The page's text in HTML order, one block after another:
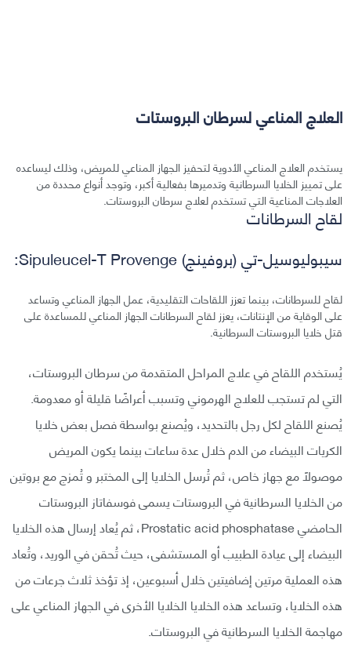
العلاج المناعي لسرطان البروستات
يستخدم العلاج المناعي الأدوية لتحفيز الجهاز المناعي للمريض، وذلك ليساعده
على تمييز الخلايا السرطانية وتدميرها بفعالية أكبر، وتوجد أنواع محددة من
العلاجات المناعية التي تستخدم لعلاج سرطان البروستات.
لقاح السرطانات
سيبوليوسيل-تي (بروفينج) Sipuleucel-T Provenge:
لقاح للسرطانات، بينما تعزز اللقاحات التقليدية، عمل الجهاز المناعي وتساعد
على الوقاية من الإنتانات، يعزز لقاح السرطانات الجهاز المناعي للمساعدة على
قتل خلايا البروستات السرطانية.
يُستخدم اللقاح في علاج المراحل المتقدمة من سرطان البروستات،
التي لم تستجب للعلاج الهرموني وتسبب أعراضًا قليلة أو معدومة.
يُصنع اللقاح لكل رجل بالتحديد، ويُصنع بواسطة فصل بعض خلايا
الكريات البيضاء من الدم خلال عدة ساعات بينما يكون المريض
موصولًا مع جهاز خاص، ثم تُرسل الخلايا إلى المختبر و تُمزج مع بروتين
من الخلايا السرطانية في البروستات يسمى فوسفاتاز البروستات
الحامضي Prostatic acid phosphatase، ثم يُعاد إرسال هذه الخلايا
البيضاء إلى عيادة الطبيب أو المستشفى، حيث تُحقن في الوريد، وتُعاد
هذه العملية مرتين إضافيتين خلال أسبوعين، إذ تؤخذ ثلاث جرعات من
هذه الخلايا، وتساعد هذه الخلايا الخلايا الأخرى في الجهاز المناعي على
مهاجمة الخلايا السرطانية في البروستات.